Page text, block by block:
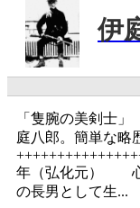
伊
「隻腕の美剣士
庭八郎。簡単な略
年（弘化元） 心
の長男として生...